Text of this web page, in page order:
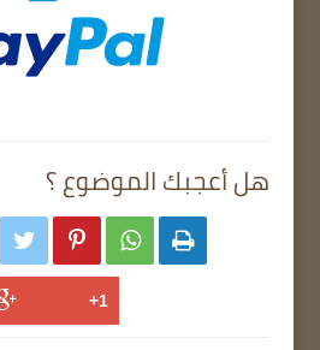
هل أعجبك الموضوع ؟
   